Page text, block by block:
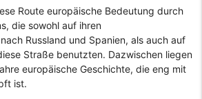
Route europäische Bedeutung durch
die sowohl auf ihren
Russland und Spanien, als auch auf
Straße benutzten. Dazwischen liegen
europäische Geschichte, die eng mit
ist.